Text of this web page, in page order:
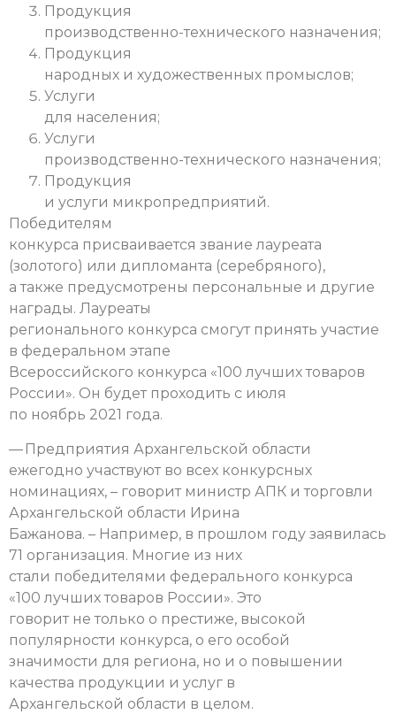
Продукция
производственно-технического назначения;
Продукция
народных и художественных промыслов;
Услуги
для населения;
Услуги
производственно-технического назначения;
Продукция
и услуги микропредприятий.
Победителям
конкурса присваивается звание лауреата
(золотого) или дипломанта (серебряного),
а также предусмотрены персональные и другие
награды. Лауреаты
регионального конкурса смогут принять участие
в федеральном этапе
Всероссийского конкурса «100 лучших товаров
России». Он будет проходить с июля
по ноябрь 2021 года.
— Предприятия Архангельской области
ежегодно участвуют во всех конкурсных
номинациях, – говорит министр АПК и торговли
Архангельской области Ирина
Бажанова. – Например, в прошлом году заявилась
71 организация. Многие из них
стали победителями федерального конкурса
«100 лучших товаров России». Это
говорит не только о престиже, высокой
популярности конкурса, о его особой
значимости для региона, но и о повышении
качества продукции и услуг в
Архангельской области в целом.